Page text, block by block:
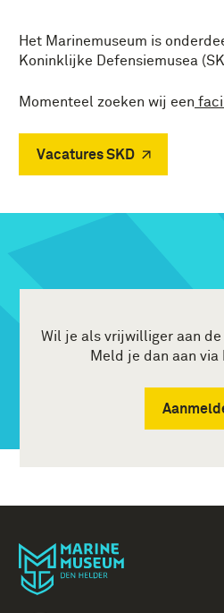
Het Marinemuseum is
Koninklijke Defensiemusea
Momenteel zoeken wij een
Vacatures SKD
Wil je als vrijwilliger aan de
Meld je dan aan via